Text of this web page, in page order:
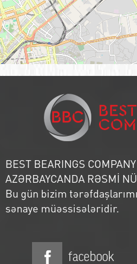
BEST BEARINGS
AZƏRBAYCANDA RƏSMİ
Bu gün bizim
sənaye müəssisələridir.
facebook